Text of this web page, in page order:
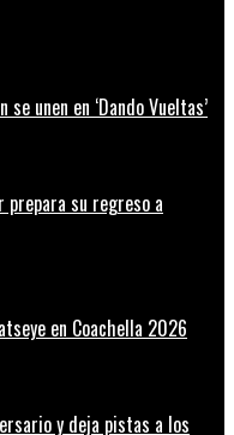
unen en ‘Dando Vueltas’
prepara su regreso a
en Coachella 2026
y deja pistas a los